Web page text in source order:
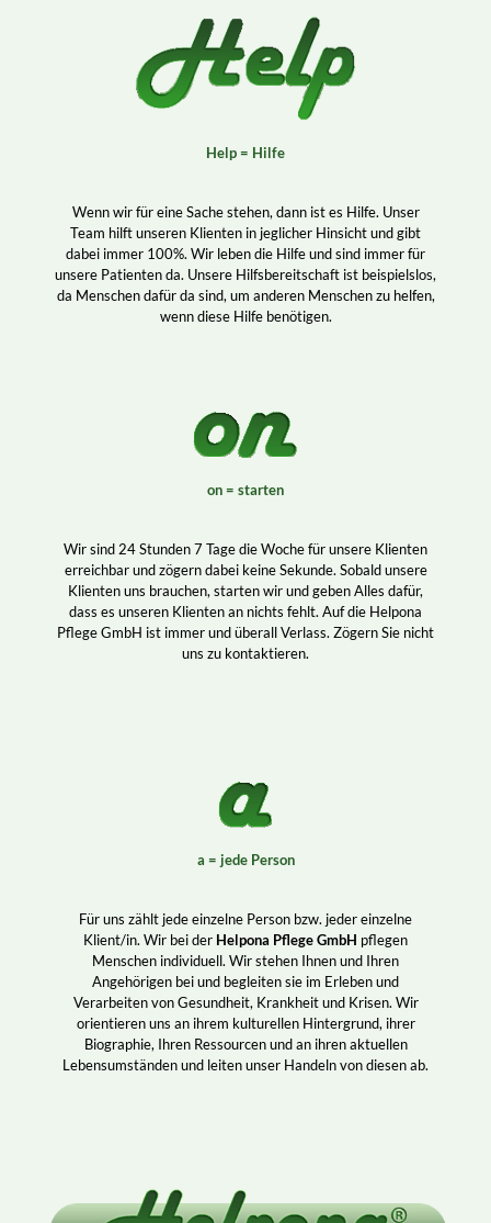
Help = Hilfe
Wenn wir für eine Sache stehen, dann ist es Hilfe. Unser
Team hilft unseren Klienten in jeglicher Hinsicht und gibt
dabei immer 100%. Wir leben die Hilfe und sind immer für
unsere Patienten da. Unsere Hilfsbereitschaft ist beispielslos,
da Menschen dafür da sind, um anderen Menschen zu helfen,
wenn diese Hilfe benötigen.
on = starten
Wir sind 24 Stunden 7 Tage die Woche für unsere Klienten
erreichbar und zögern dabei keine Sekunde. Sobald unsere
Klienten uns brauchen, starten wir und geben Alles dafür,
dass es unseren Klienten an nichts fehlt. Auf die Helpona
Pflege GmbH ist immer und überall Verlass. Zögern Sie nicht
uns zu kontaktieren.
a = jede Person
Für uns zählt jede einzelne Person bzw. jeder einzelne
Klient/in. Wir bei der Helpona Pflege GmbH pflegen
Menschen individuell. Wir stehen Ihnen und Ihren
Angehörigen bei und begleiten sie im Erleben und
Verarbeiten von Gesundheit, Krankheit und Krisen. Wir
orientieren uns an ihrem kulturellen Hintergrund, ihrer
Biographie, Ihren Ressourcen und an ihren aktuellen
Lebensumständen und leiten unser Handeln von diesen ab.